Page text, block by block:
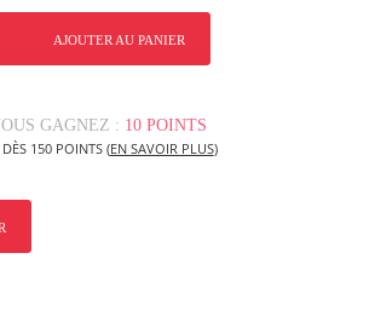
AJOUTER AU PANIER
GAGNEZ : 10 POINTS
150 POINTS (EN SAVOIR PLUS)